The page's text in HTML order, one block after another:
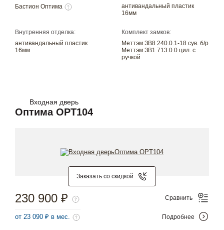
Бастион Оптима
антивандальный пластик
16мм
Внутренняя отделка:
антивандальный пластик
16мм
Комплект замков:
Меттэм ЗВ8 240.0.1-18 сув. б/р
Меттэм ЗВ1 713.0.0 цил. с
ручкой
Входная дверь
Оптима OPT104
Заказать со скидкой
230 900 ₽
от 23 090 ₽ в мес.
Сравнить
Подробнее